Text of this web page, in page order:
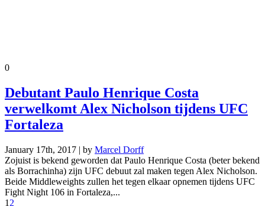
0
Debutant Paulo Henrique Costa
verwelkomt Alex Nicholson tijdens UFC
Fortaleza
January 17th, 2017 | by Marcel Dorff
Zojuist is bekend geworden dat Paulo Henrique Costa (beter bekend
als Borrachinha) zijn UFC debuut zal maken tegen Alex Nicholson.
Beide Middleweights zullen het tegen elkaar opnemen tijdens UFC
Fight Night 106 in Fortaleza,...
1 2